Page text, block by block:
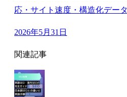
応・サイト速度・構造化データ
2026年5月31日
関連記事